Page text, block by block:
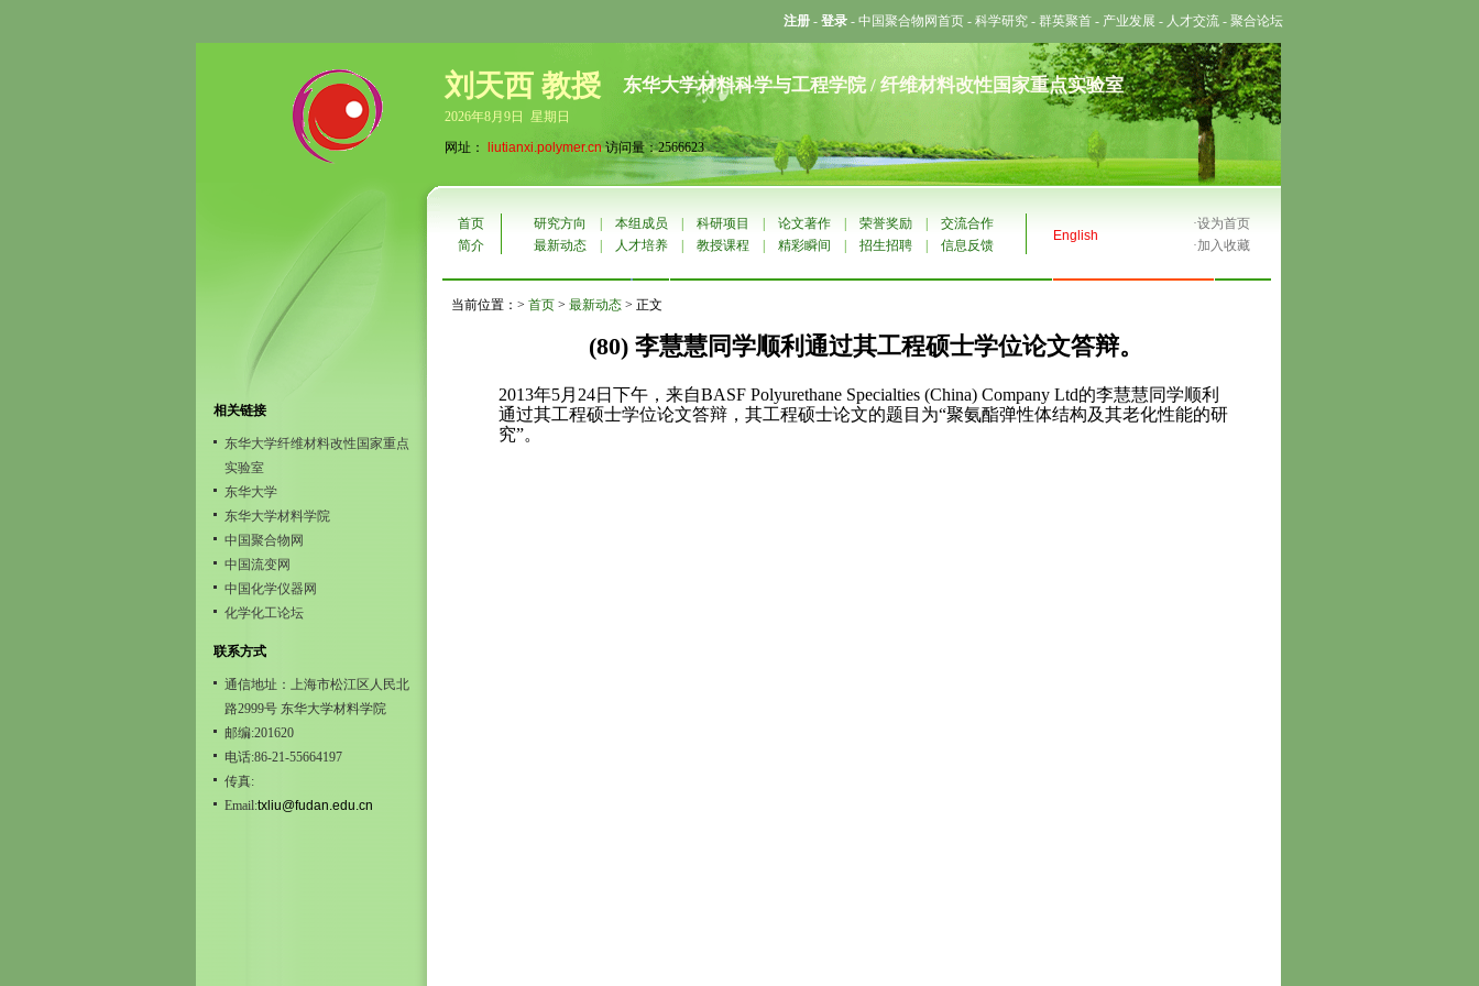
注册 - 登录 - 中国聚合物网首页 - 科学研究 - 群英聚首 - 产业发展 - 人才交流 - 聚合论坛
刘天西 教授 东华大学材料科学与工程学院 / 纤维材料改性国家重点实验室
2026年8月9日 星期日
网址：
liutianxi.polymer.cn访问量：2566623
相关链接
东华大学纤维材料改性国家重点
实验室
东华大学
东华大学材料学院
中国聚合物网
中国流变网
中国化学仪器网
化学化工论坛
联系方式
通信地址：上海市松江区人民北
路2999号 东华大学材料学院
邮编:201620
电话:86-21-55664197
传真:
Email:txliu@fudan.edu.cn
首页 研究方向 本组成员 科研项目 论文著作 荣誉奖励 交流合作
English
·设为首页
简介
最新动态 人才培养 教授课程 精彩瞬间 招生招聘 信息反馈 ·加入收藏
当前位置：> 首页 > 最新动态 > 正文
(80) 李慧慧同学顺利通过其工程硕士学位论文答辩。
2013年5月 24日下午，来自BASF Polyurethane Specialties (China) Company Ltd的李慧慧同学顺利
通过其工程硕士学位论文答辩，其工程硕士论文的题目为“聚氨酯弹性体结构及其老化性能的研
究”。